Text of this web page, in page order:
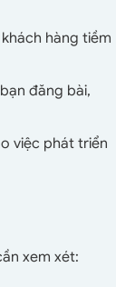
hàng tiềm
đăng bài,
việc phát triển
xem xét: